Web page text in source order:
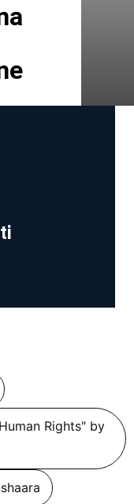
Rights" by